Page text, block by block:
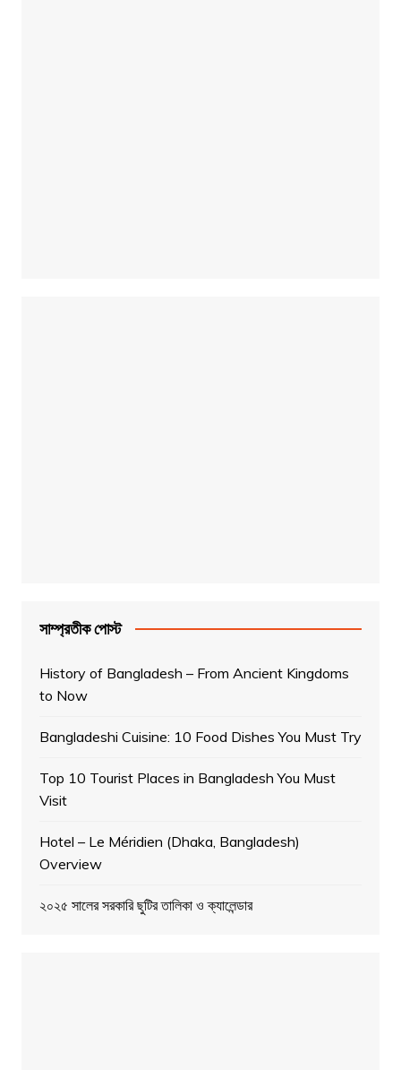
সাম্প্রতীক পোস্ট
History of Bangladesh – From Ancient Kingdoms
to Now
Bangladeshi Cuisine: 10 Food Dishes You Must Try
Top 10 Tourist Places in Bangladesh You Must
Visit
Hotel – Le Méridien (Dhaka, Bangladesh)
Overview
২০২৫ সালের সরকারি ছুটির তালিকা ও ক্যালেন্ডার